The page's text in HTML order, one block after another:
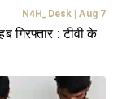
N4H_Desk | Aug 7
गिरफ्तार : टीवी के